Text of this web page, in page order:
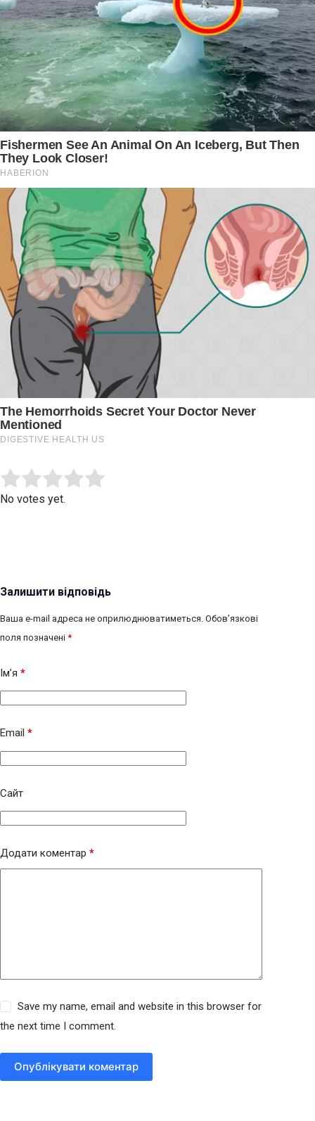
Rate this item:
No votes yet.
Залишити відповідь
Ваша e-mail адреса не оприлюднюватиметься. Обов’язкові
поля позначені *
Ім’я *
Email *
Сайт
Додати коментар *
Save my name, email and website in this browser for
the next time I comment.
Опублікувати коментар